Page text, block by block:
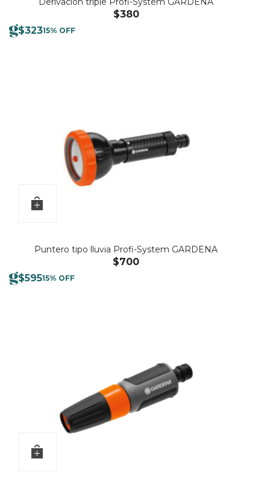
$380
$32315% OFF
Puntero tipo lluvia Profi-System GARDENA
$700
$59515% OFF